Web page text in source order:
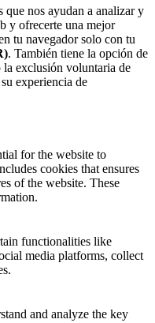
que nos ayudan a analizar y
y ofrecerte una mejor
tu navegador solo con tu
. También tiene la opción de
la exclusión voluntaria de
experiencia de
for the website to
cookies that ensures
of the website. These
functionalities like
media platforms, collect
and analyze the key